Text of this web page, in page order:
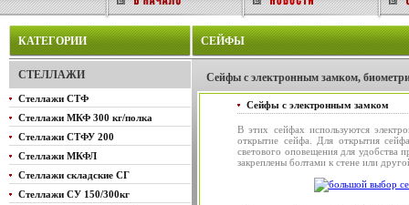
КАТЕГОРИИ
СТЕЛЛАЖИ
Стеллажи СТФ
Стеллажи МКФ 300 кг/полка
Стеллажи СТФУ 200
Стеллажи МКФЛ
Стеллажи складские СГ
Стеллажи СУ 150/300кг
СЕЙФЫ
Сейфы с электронным замком,
Сейфы с электронным замком
В этих сейфах используются
открытие сейфа. Для открытия
светового оповещения для
закреплены болтами к стене или